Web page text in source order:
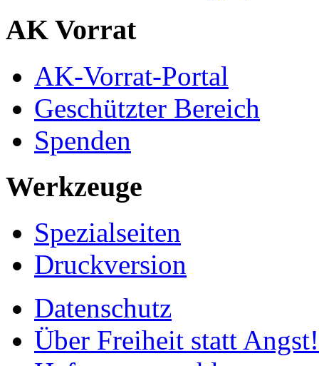
AK Vorrat
AK-Vorrat-Portal
Geschützter Bereich
Spenden
Werkzeuge
Spezialseiten
Druckversion
Datenschutz
Über Freiheit statt Angst!